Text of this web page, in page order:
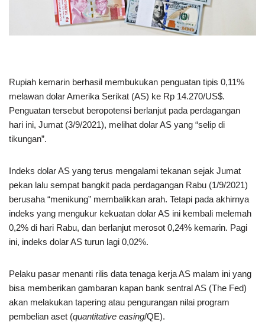
Rupiah kemarin berhasil membukukan penguatan tipis 0,11%
melawan dolar Amerika Serikat (AS) ke Rp 14.270/US$.
Penguatan tersebut beropotensi berlanjut pada perdagangan
hari ini, Jumat (3/9/2021), melihat dolar AS yang “selip di
tikungan”.
Indeks dolar AS yang terus mengalami tekanan sejak Jumat
pekan lalu sempat bangkit pada perdagangan Rabu (1/9/2021)
berusaha “menikung” membalikkan arah. Tetapi pada akhirnya
indeks yang mengukur kekuatan dolar AS ini kembali melemah
0,2% di hari Rabu, dan berlanjut merosot 0,24% kemarin. Pagi
ini, indeks dolar AS turun lagi 0,02%.
Pelaku pasar menanti rilis data tenaga kerja AS malam ini yang
bisa memberikan gambaran kapan bank sentral AS (The Fed)
akan melakukan tapering atau pengurangan nilai program
pembelian aset (quantitative easing/QE).